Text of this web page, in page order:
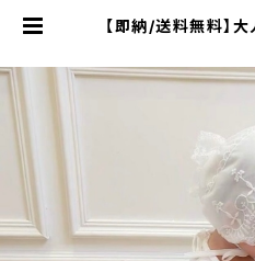
【即納/送料無料】
子供ワンピースプ
デー衣装